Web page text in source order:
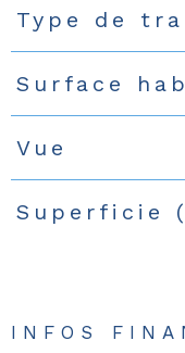
Caractéristiques
Type de
Surface
Vue
Superficie
INFOS